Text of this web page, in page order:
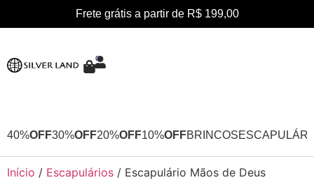
Frete grátis a partir de R$ 199,00
0
40%OFF30%OFF20%OFF10%OFFBRINCOS
Início / Escapulários / Escapulário Mãos de Deus